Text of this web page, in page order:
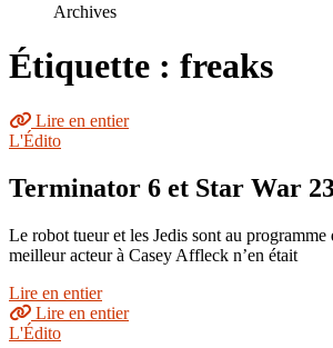
Archives
Étiquette : freaks
Lire en entier
L'Édito
Terminator 6 et Star War
Le robot tueur et les Jedis sont au
meilleur acteur à Casey Affleck n’en était
Lire en entier
Lire en entier
L'Édito